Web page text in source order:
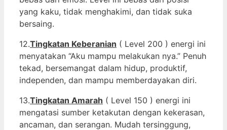
yang kaku, tidak menghakimi, dan tidak suka
bersaing.
12.Tingkatan Keberanian ( Level 200 ) energi ini
menyatakan “Aku mampu melakukan nya.” Penuh
tekad, bersemangat dalam hidup, produktif,
independen, dan mampu memberdayakan diri.
13.Tingkatan Amarah ( Level 150 ) energi ini
mengatasi sumber ketakutan dengan kekerasan,
ancaman, dan serangan. Mudah tersinggung,